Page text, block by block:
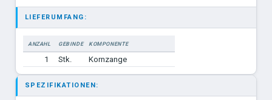
LIEFERUMFANG:
ANZAHL GEBINDE
KOMPONENTE
1
Stk. Kornzange
SPEZIFIKATIONEN: